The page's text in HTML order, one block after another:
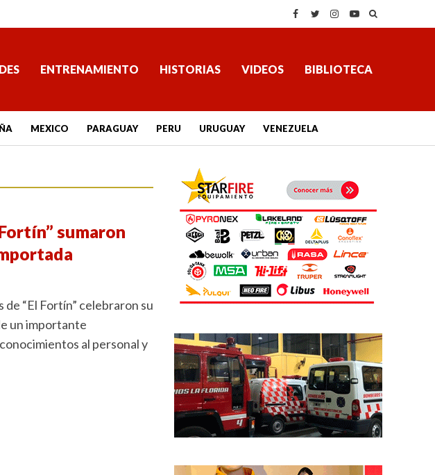
ENTRENAMIENTO HISTORIAS VIDEOS BIBLIOTECA
MEXICO PARAGUAY PERU URUGUAY VENEZUELA
sumaron
“El Fortín” celebraron su
un importante
al personal y